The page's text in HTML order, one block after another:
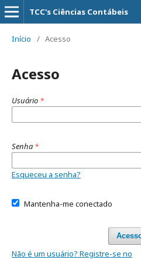
TCC's Ciências Contábeis
Início / Acesso
Acesso
Usuário *
Senha *
Esqueceu a senha?
Mantenha-me conectado
Não é um usuário? Registre-se no